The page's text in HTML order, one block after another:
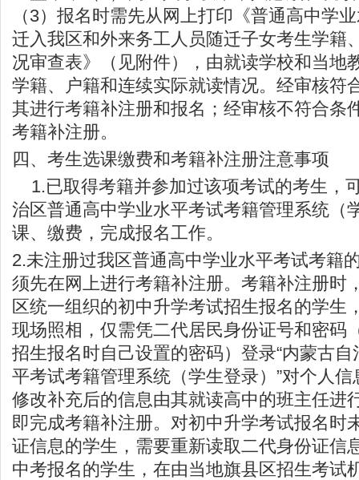
（3）报名时需先从网上打印《普通高中学
迁入我区和外来务工人员随迁子女考生学籍
况审查表》（见附件），由就读学校和当地
学籍、户籍和连续实际就读情况。经审核符
其进行考籍补注册和报名；经审核不符合条
考籍补注册。
四、考生选课缴费和考籍补注册注意事项
1.已取得考籍并参加过该项考试的考生，
治区普通高中学业水平考试考籍管理系统（
课、缴费，完成报名工作。
2.未注册过我区普通高中学业水平考试考籍
须先在网上进行考籍补注册。考籍补注册时
区统一组织的初中升学考试招生报名的学生
现场照相，仅需凭二代居民身份证号和密码
招生报名时自己设置的密码）登录“内蒙古
平考试考籍管理系统（学生登录）”对个人
修改补充后的信息由其就读高中的班主任进
即完成考籍补注册。对初中升学考试报名时
证信息的学生，需要重新读取二代身份证信
中考报名的学生，在由当地旗县区招生考试